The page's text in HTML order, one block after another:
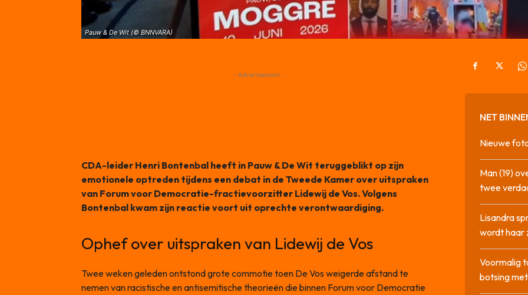
Pauw & De Wit (© BNNVARA)
- Advertisement -
CDA-leider Henri Bontenbal heeft in Pauw & De Wit teruggeblikt op zijn
emotionele optreden tijdens een debat in de Tweede Kamer over uitspraken
van Forum voor Democratie-fractievoorzitter Lidewij de Vos. Volgens
Bontenbal kwam zijn reactie voort uit oprechte verontwaardiging.
Ophef over uitspraken van Lidewij de Vos
Twee weken geleden ontstond grote commotie toen De Vos weigerde afstand te
nemen van racistische en antisemitische theorieën die binnen Forum voor Democratie
NET
Nieuwe
Man (19)
twee
Lisandra
wordt haar
Voormalig
botsing